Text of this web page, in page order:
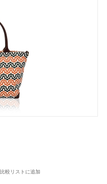
比較リストに追加